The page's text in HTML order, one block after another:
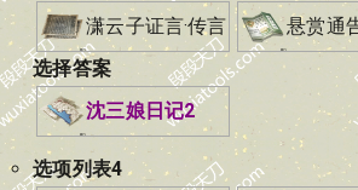
潇云子证言·传言
悬赏通
选择答案
沈三娘日记2
选项列表4